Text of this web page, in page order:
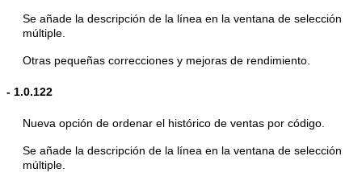
Se añade la descripción de la línea en la ventana de selección
múltiple.
Otras pequeñas correcciones y mejoras de rendimiento.
- 1.0.122
Nueva opción de ordenar el histórico de ventas por código.
Se añade la descripción de la línea en la ventana de selección
múltiple.